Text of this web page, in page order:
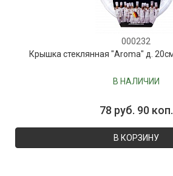
000232
Крышка стеклянная "Aroma" д.
В НАЛИЧИИ
78 руб. 90 коп.
В КОРЗИНУ